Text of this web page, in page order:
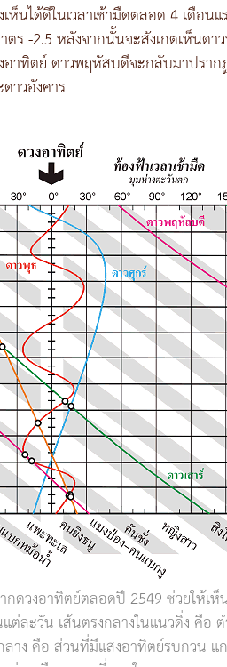
ได้ดีในเวลาเช้ามืดตลอด 4 เดือน
-2.5 หลังจากนั้นจะสังเกตเห็นด
าทิตย์ ดาวพฤหัสบดีจะกลับมาปรา
าวอังคาร
กดวงอาทิตย์ตลอดปี 2549 ช่วยให้เ
ต่ละวัน เส้นตรงกลางในแนวดิ่ง คือ
ลาง คือ ส่วนที่มีแสงอาทิตย์รบกวน